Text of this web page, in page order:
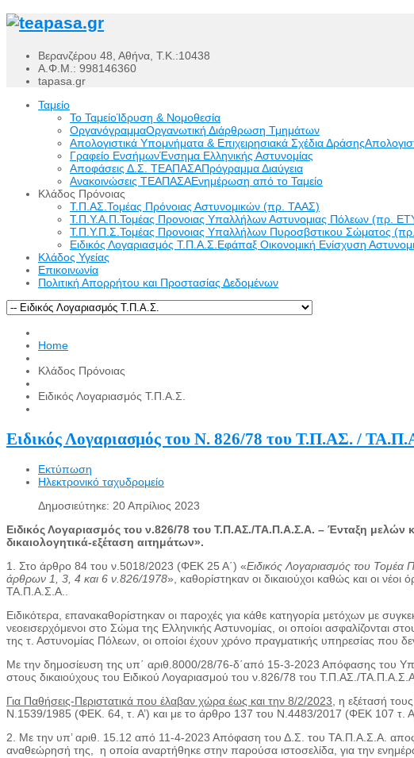
Βερανζέρου 48, Αθήνα, Τ.Κ.:10438
Α.Φ.Μ.: 998146360
tapasa.gr
Ταμείο
Το ΤαμείοΊδρυση & Νομοθεσία
ΟργανόγραμμαΟργανωτική Διάρθρωση Τμημάτων
Απολογιστικά Υπομνήματα & Επιχειρησιακά Σχέδια Δράσης
Γραφείο ΕνσήμωνΈνσημα Ελληνικής Αστυνομίας
Αποφάσεις Δ.Σ. ΤΕΑΠΑΣΑΠρόγραμμα Διαύγεια
Ανακοινώσεις ΤΕΑΠΑΣΑΕνημέρωση από το Ταμείο
Κλάδος Πρόνοιας
Τ.Π.ΑΣ.Τομέας Πρόνοιας Αστυνομικών (πρ. ΤΑΑΣ)
Τ.Π.Υ.Α.Π.Τομέας Προνοιας Υπαλλήλων Αστυνομιας Πόλεων (πρ.
Τ.Π.Υ.Π.Σ.Τομέας Προνοιας Υπαλλήλων Πυροσβστικου Σώματος
Ειδικός Λογαριασμός Τ.Π.Α.Σ.Εφάπαξ Οικονομική Ενίσχυση
Κλάδος Υγείας
Επικοινωνία
Πολιτική Απορρήτου και Προστασίας Δεδομένων
Home
Κλάδος Πρόνοιας
Ειδικός Λογαριασμός Τ.Π.Α.Σ.
Eιδικός Λογαριασμός του N. 826/78 του Τ.Π.ΑΣ. /
Εκτύπωση
Ηλεκτρονικό ταχυδρομείο
Δημοσιεύτηκε: 20 Απρίλιος 2023
Eιδικός Λογαριασμός του ν.826/78 του Τ.Π.ΑΣ./ΤΑ.Π.Α.Σ.Α. – Ένταξη μελών
δικαιολογητικά-εξέταση αιτημάτων».
1. Στο άρθρο 84 του ν.5018/2023 (ΦΕΚ 25 Α΄) «Ειδικός Λογαριασμός του
άρθρων 1, 3, 4 και 6 ν.826/1978», καθορίστηκαν οι δικαιούχοι καθώς και οι
ΤΑ.Π.Α.Σ.Α..
Ειδικότερα, επανακαθορίστηκαν οι παροχές για κάθε κατηγορία μετόχων με
νεοεισερχόμενοι στο Σώμα της Ελληνικής Αστυνομίας, οι οποίοι ασφαλίζονται
της τ. Αστυνομίας Πόλεων, οι οποίοι έχουν χρόνο πραγματικής υπηρεσίας που
Με την δημοσίευση της υπ΄ αριθ.8000/28/76-δ΄από 15-3-2023 Απόφασης του
στους δικαιούχους του Ειδικού Λογαριασμού του ν.826/78 του Τ.Π.ΑΣ./
Για Παθήσεις-Περιστατικά που έλαβαν χώρα έως και την 8/2/2023, η εξέτασή
Ν.1539/1985 (ΦΕΚ. 64, τ. Α’) και με το άρθρο 137 του Ν.4483/2017 (ΦΕΚ 107 τ.
2. Με την υπ’ αριθ. 15.12 από 11-4-2023 Απόφαση του Δ.Σ. του ΤΑ.Π.Α.Σ.Α.
αναθεώρησή της, η οποία αναρτήθηκε στην παρούσα ιστοσελίδα, για την